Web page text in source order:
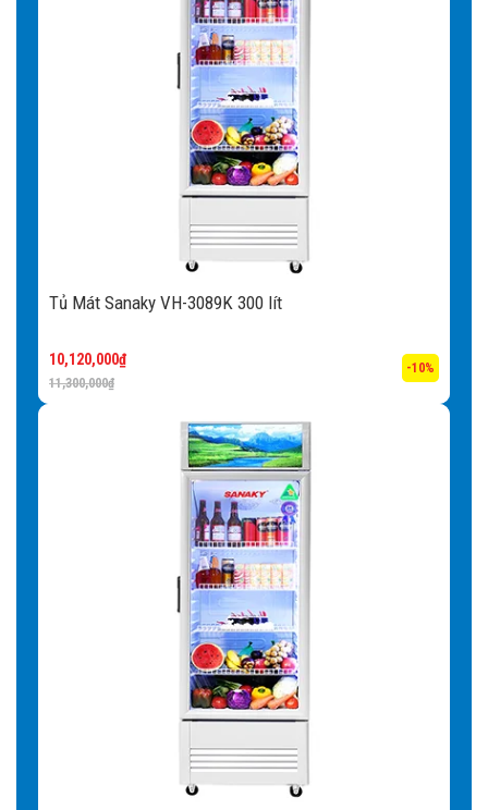
Tủ Mát Sanaky VH-3089K 300 lít
11,300,000₫
10,120,000₫
-10%